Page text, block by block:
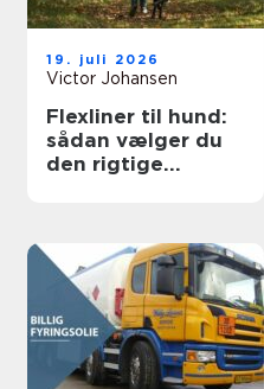
19. juli 2026
Victor Johansen
Flexliner til hund:
sådan vælger du
den rigtige